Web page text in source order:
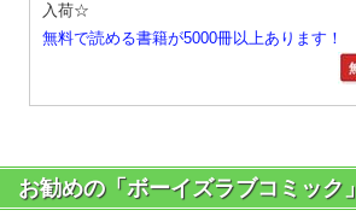
入荷☆
無料で読める書籍が5000冊以上あります！
お勧めの「ボーイズラブコミック」